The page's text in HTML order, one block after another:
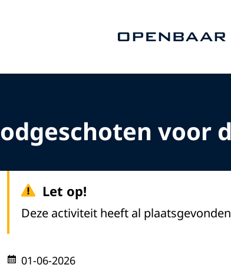
voor
Let op!
Deze activiteit heeft al
01-06-2026